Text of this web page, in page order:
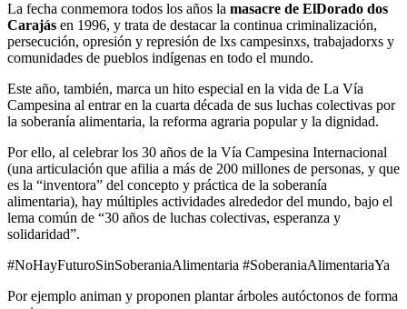
La fecha conmemora todos los años la masacre de ElDorado dos
Carajás en 1996, y trata de destacar la continua criminalización,
persecución, opresión y represión de lxs campesinxs, trabajadorxs y
comunidades de pueblos indígenas en todo el mundo.
Este año, también, marca un hito especial en la vida de La Vía
Campesina al entrar en la cuarta década de sus luchas colectivas por
la soberanía alimentaria, la reforma agraria popular y la dignidad.
Por ello, al celebrar los 30 años de la Vía Campesina Internacional
(una articulación que afilia a más de 200 millones de personas, y que
es la “inventora” del concepto y práctica de la soberanía
alimentaria), hay múltiples actividades alrededor del mundo, bajo el
lema común de “30 años de luchas colectivas, esperanza y
solidaridad”.
#NoHayFuturoSinSoberaniaAlimentaria #SoberaniaAlimentariaYa
Por ejemplo animan y proponen plantar árboles autóctonos de forma